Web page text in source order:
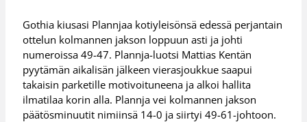
Gothia kiusasi Plannjaa kotiyleisönsä edessä perjantain
ottelun kolmannen jakson loppuun asti ja johti
numeroissa 49-47. Plannja-luotsi Mattias Kentän
pyytämän aikalisän jälkeen vierasjoukkue saapui
takaisin parketille motivoituneena ja alkoi hallita
ilmatilaa korin alla. Plannja vei kolmannen jakson
päätösminuutit nimiinsä 14-0 ja siirtyi 49-61-johtoon.